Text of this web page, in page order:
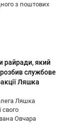
з поштових
райради, який
розбив службове
Ляшка
Ляшка
свого
Овчара